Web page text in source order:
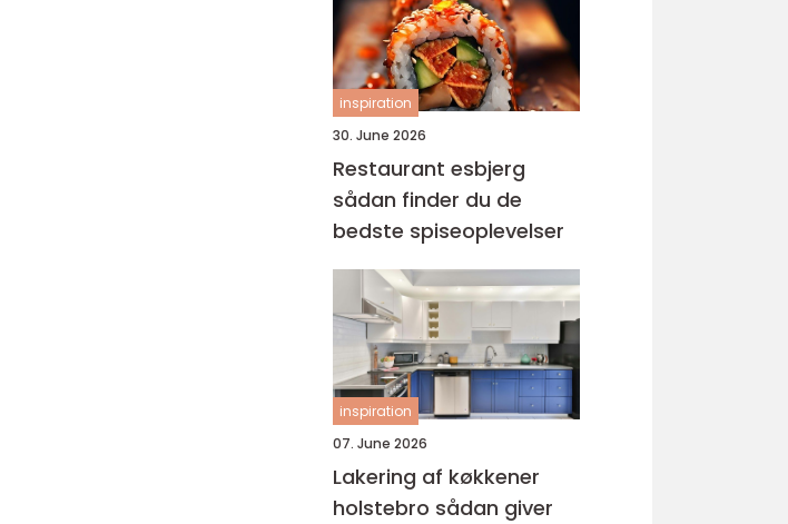
inspiration
30. June 2026
Restaurant esbjerg
sådan finder du de
bedste spiseoplevelser
inspiration
07. June 2026
Lakering af køkkener
holstebro sådan giver